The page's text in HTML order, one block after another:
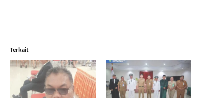
Terkait